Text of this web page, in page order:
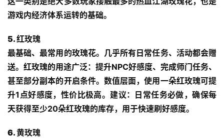
游戏内经济体系运转的基础。
5. 红玫瑰
最基础、最常用的玫瑰花。几乎所有日常任务、活动都会赠
送。红玫瑰的用途广泛：提升NPC好感度、完成师门任务、
甚至部分副本的开启条件。数值层面，使用一朵红玫瑰可提
升1点好感度，性价比极高。建议：日常任务必做，确保每
天获得至少20朵红玫瑰的库存，用于快速刷好感度。
6. 黄玫瑰